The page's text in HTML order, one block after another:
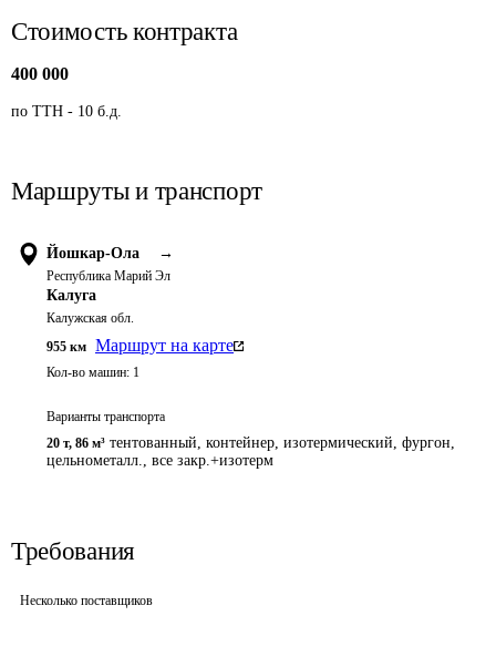
Стоимость контракта
400 000
по ТТН - 10 б.д.
Маршруты и транспорт
Йошкар-Ола →
Республика Марий Эл
Калуга
Калужская обл.
955 км Маршрут на карте
Кол-во машин: 1
Варианты транспорта
20 т, 86 м³ тентованный, контейнер, изотермический, фургон,
цельнометалл., все закр.+изотерм
Требования
Несколько поставщиков